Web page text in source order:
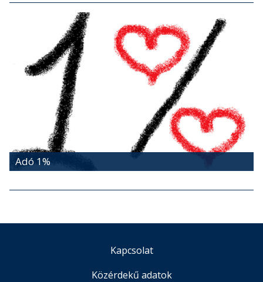
Adó 1%
Kapcsolat
Közérdekű adatok